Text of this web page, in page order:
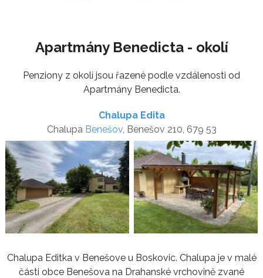
Apartmány Benedicta - okolí
Penziony z okolí jsou řazené podle vzdálenosti od
Apartmány Benedicta.
Chalupa Edita
Chalupa Benešov, Benešov 210, 679 53
Chalupa Editka v Benešove u Boskovic. Chalupa je v malé
části obce Benešova na Drahanské vrchovině zvané